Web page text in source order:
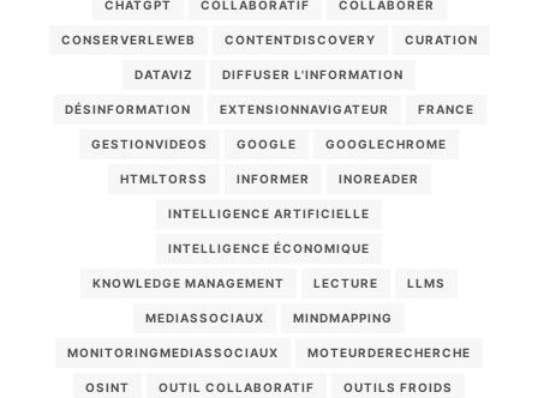
CHATGPT COLLABORATIF COLLABORER
CONSERVERLEWEB CONTENTDISCOVERY CURATION
DATAVIZ DIFFUSER L'INFORMATION
DÉSINFORMATION EXTENSIONNAVIGATEUR FRANCE
GESTIONVIDEOS GOOGLE GOOGLECHROME
HTMLTORSS INFORMER INOREADER
INTELLIGENCE ARTIFICIELLE
INTELLIGENCE ÉCONOMIQUE
KNOWLEDGE MANAGEMENT LECTURE LLMS
MEDIASSOCIAUX MINDMAPPING
MONITORINGMEDIASSOCIAUX MOTEURDERECHERCHE
OSINT OUTIL COLLABORATIF OUTILS FROIDS